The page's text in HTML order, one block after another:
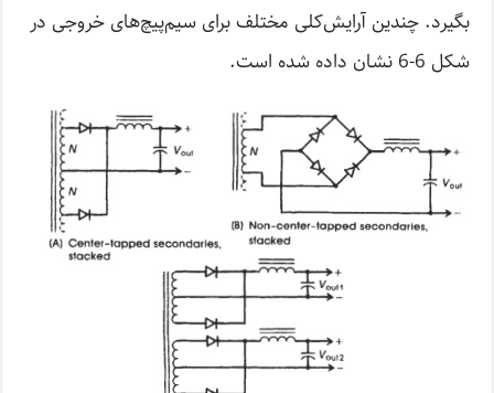
بگیرد. چندین آرایش‌کلی مختلف برای سیم‌پیچ‌های خروجی در
شکل 6-6 نشان داده شده است.